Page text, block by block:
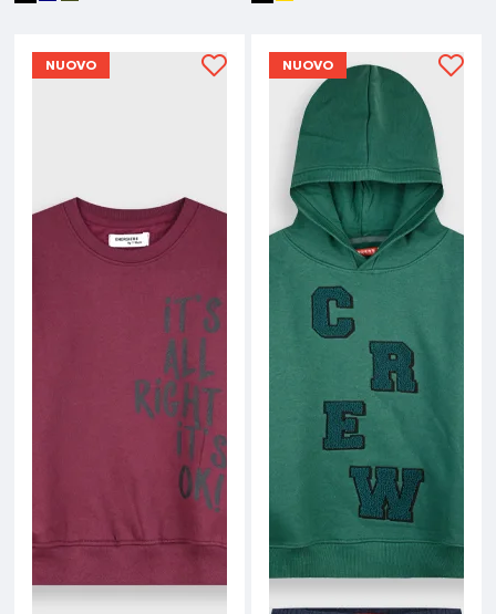
NUOVO NUOVO